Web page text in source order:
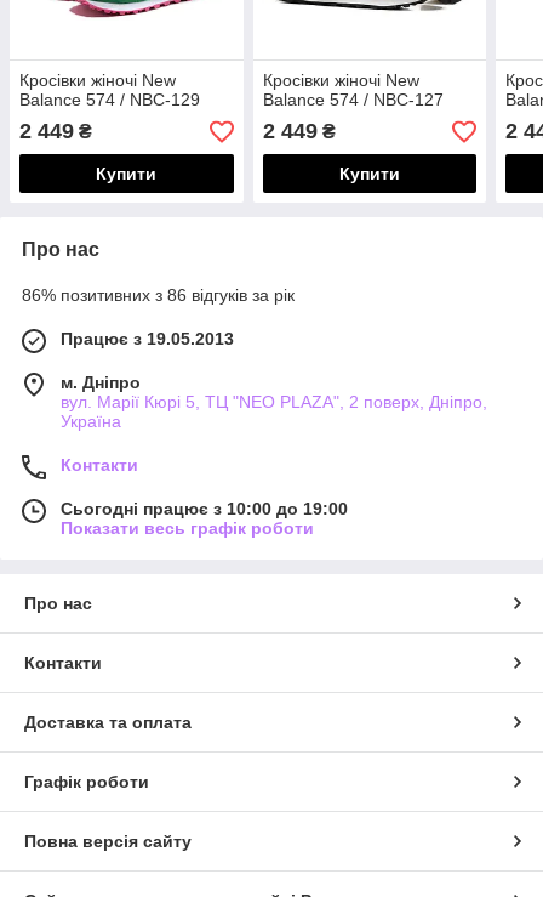
Кросівки жіночі New
Balance 574 / NBC-129
2 449 ₴
Купити
Кросівки жіночі New
Balance 574 / NBC-127
2 449₴
Купити
2
Про нас
86% позитивних з 86 відгуків за рік
Працює з 19.05.2013
м. Дніпро
вул. Марії Кюрі 5, ТЦ "NEO PLAZA", 2 поверх, Дніпро,
Україна
Контакти
Сьогодні працює з 10:00 до 19:00
Показати весь графік роботи
Про нас
Контакти
Доставка та оплата
Графік роботи
Повна версія сайту